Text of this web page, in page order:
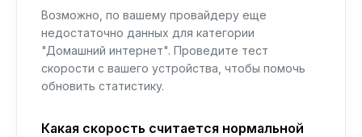
Возможно, по вашему провайдеру еще
недостаточно данных для категории
"Домашний интернет". Проведите тест
скорости с вашего устройства, чтобы помочь
обновить статистику.
Какая скорость считается нормальной